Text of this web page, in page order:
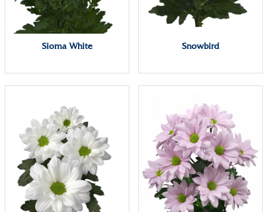
Sioma White Snowbird